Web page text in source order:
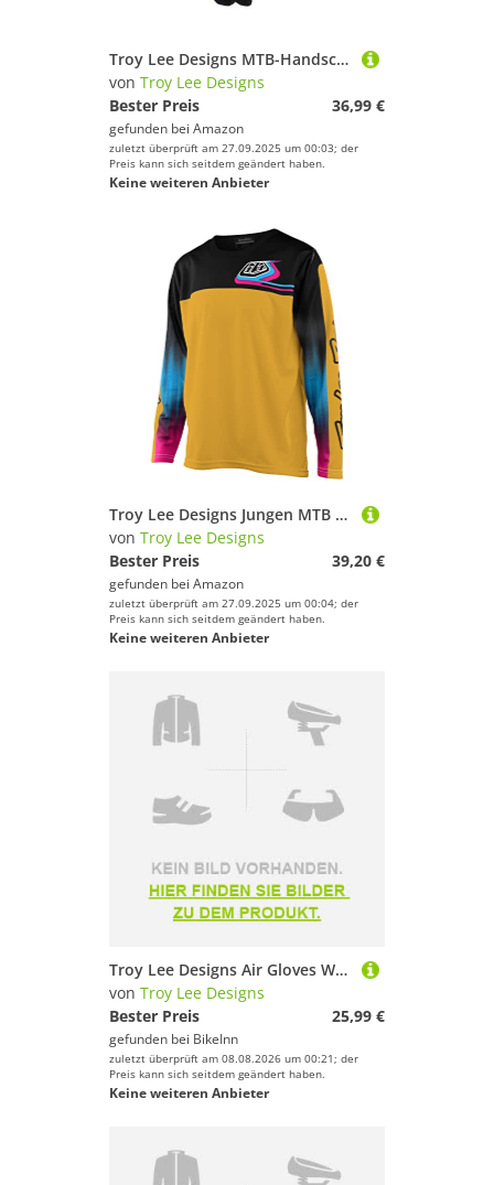
Troy Lee Designs MTB-Handschuhe Flowline Schwarz Gr. M
von Troy Lee Designs
Bester Preis
36,99 €
gefunden bei Amazon
zuletzt überprüft am 27.09.2025 um 00:03; der
Preis kann sich seitdem geändert haben.
Keine weiteren Anbieter
Troy Lee Designs Jungen MTB Trikot, gelb, S
von Troy Lee Designs
Bester Preis
39,20 €
gefunden bei Amazon
zuletzt überprüft am 27.09.2025 um 00:04; der
Preis kann sich seitdem geändert haben.
Keine weiteren Anbieter
Troy Lee Designs Air Gloves Weiß 2XL
von Troy Lee Designs
Bester Preis
25,99 €
gefunden bei BikeInn
zuletzt überprüft am 08.08.2026 um 00:21; der
Preis kann sich seitdem geändert haben.
Keine weiteren Anbieter